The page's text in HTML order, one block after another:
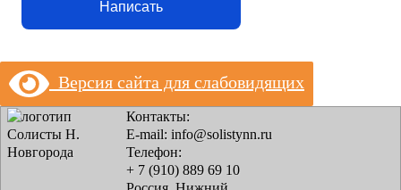
Написать
Версия сайта для слабовидящих
Контакты:
E-mail: info@solistynn.ru
Телефон:
+ 7 (910) 889 69 10